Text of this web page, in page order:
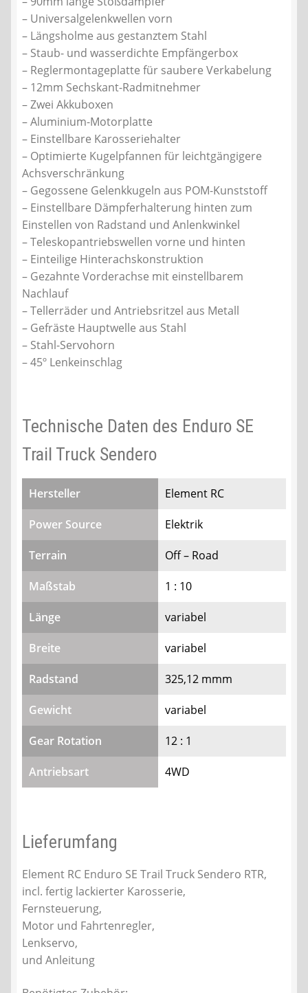
– Universalgelenkwellen vorn
– Längsholme aus gestanztem Stahl
– Staub- und wasserdichte Empfängerbox
– Reglermontageplatte für saubere Verkabelung
– 12mm Sechskant-Radmitnehmer
– Zwei Akkuboxen
– Aluminium-Motorplatte
– Einstellbare Karosseriehalter
– Optimierte Kugelpfannen für leichtgängigere
Achsverschränkung
– Gegossene Gelenkkugeln aus POM-Kunststoff
– Einstellbare Dämpferhalterung hinten zum
Einstellen von Radstand und Anlenkwinkel
– Teleskopantriebswellen vorne und hinten
– Einteilige Hinterachskonstruktion
– Gezahnte Vorderachse mit einstellbarem
Nachlauf
– Tellerräder und Antriebsritzel aus Metall
– Gefräste Hauptwelle aus Stahl
– Stahl-Servohorn
– 45º Lenkeinschlag
Technische Daten des Enduro SE
Trail Truck Sendero
Hersteller Element RC
Power Source Elektrik
Terrain Off – Road
Maßstab 1 : 10
Länge variabel
Breite variabel
Radstand 325,12 mmm
Gewicht variabel
Gear Rotation 12 : 1
Antriebsart 4WD
Lieferumfang
Element RC Enduro SE Trail Truck Sendero RTR,
incl. fertig lackierter Karosserie,
Fernsteuerung,
Motor und Fahrtenregler,
Lenkservo,
und Anleitung